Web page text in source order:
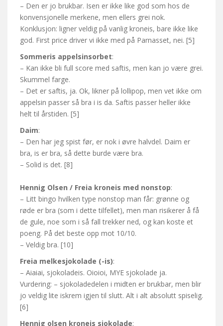
– Den er jo brukbar. Isen er ikke like god som hos de
konvensjonelle merkene, men ellers grei nok.
Konklusjon: ligner veldig på vanlig kroneis, bare ikke like
god. First price driver vi ikke med på Parnasset, nei. [5]
Sommeris appelsinsorbet:
– Kan ikke bli full score med saftis, men kan jo være grei.
Skummel farge.
– Det er saftis, ja. Ok, likner på lollipop, men vet ikke om
appelsin passer så bra i is da. Saftis passer heller ikke
helt til årstiden. [5]
Daim:
– Den har jeg spist før, er nok i øvre halvdel. Daim er
bra, is er bra, så dette burde være bra.
– Solid is det. [8]
Hennig Olsen / Freia kroneis med nonstop:
– Litt bingo hvilken type nonstop man får: grønne og
røde er bra (som i dette tilfellet), men man risikerer å få
de gule, noe som i så fall trekker ned, og kan koste et
poeng. På det beste opp mot 10/10.
– Veldig bra. [10]
Freia melkesjokolade (-is):
– Aiaiai, sjokoladeis. Oioioi, MYE sjokolade ja.
Vurdering: – sjokoladedelen i midten er brukbar, men blir
jo veldig lite iskrem igjen til slutt. Alt i alt absolutt spiselig.
[6]
Hennig olsen kroneis sjokolade: